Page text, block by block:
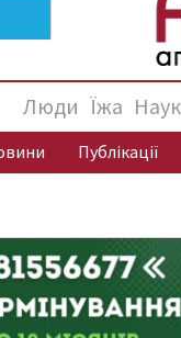
Люди Їжа
Публікації